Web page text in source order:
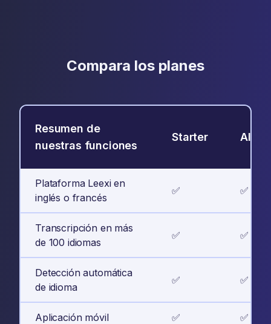
Compara los planes
Resumen de
nuestras funciones
Starter AI-
Plataforma Leexi en
inglés o francés
✅ ✅
Transcripción en más
de 100 idiomas
✅ ✅
Detección automática
de idioma
✅ ✅
Aplicación móvil ✅ ✅